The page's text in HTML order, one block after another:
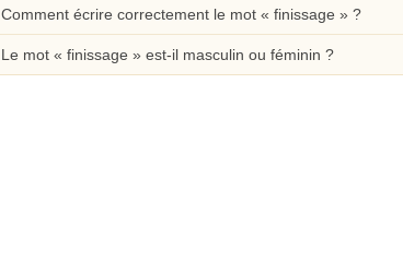
Comment écrire correctement le mot « finissage » ?
Le mot « finissage » est-il masculin ou féminin ?